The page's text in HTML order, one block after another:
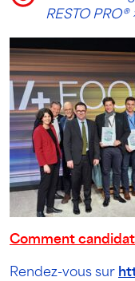
RESTO PRO®
Comment
Rendez-vous sur